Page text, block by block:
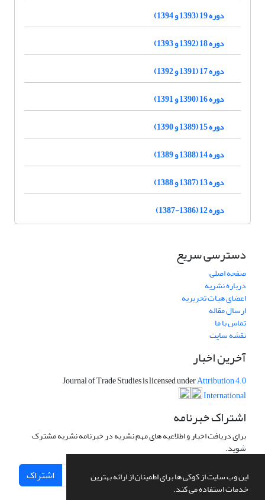
این وب سایت از کوکی ها برای اطمینان از ارائه بهترین
خدمات استفاده می کند.
دوره 19 (1393 و 1394)
دوره 18 (1392 و 1393)
دوره 17 (1391 و 1392)
دوره 16 (1390 و 1391)
دوره 15 (1389 و 1390)
دوره 14 (1388 و 1389)
دوره 13 (1387 و 1388)
دوره 12 (1386-1387)
دسترسی سریع
صفحه اصلی
درباره نشریه
اعضای هیات تحریریه
ارسال مقاله
تماس با ما
نقشه سایت
آخرین اخبار
Journal of Trade Studies is licensed underAttribution 4.0
International
اشتراک خبرنامه
برای دریافت اخبار و اطلاعیه های مهم نشریه در خبرنامه نشریه مشترک
شوید.
اشتراک